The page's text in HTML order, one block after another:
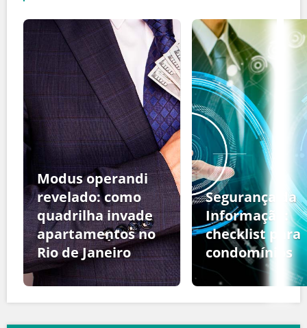
Modus operandi
revelado: como
quadrilha invade
apartamentos no
Rio de Janeiro
Segurança da
Informação:
checklist para
condomínios